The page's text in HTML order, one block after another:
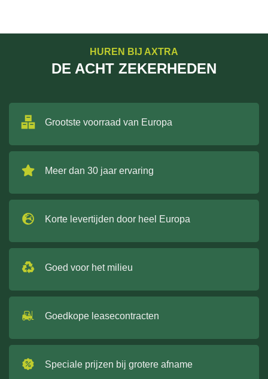
HUREN BIJ AXTRA
DE ACHT ZEKERHEDEN
Grootste voorraad van Europa
Meer dan 30 jaar ervaring
Korte levertijden door heel Europa
Goed voor het milieu
Goedkope leasecontracten
Speciale prijzen bij grotere afname